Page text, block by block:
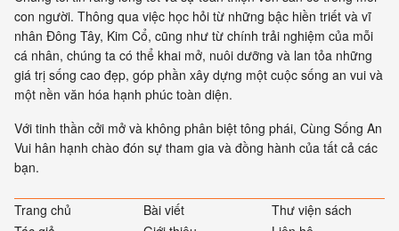
con người. Thông qua việc học hỏi từ những bậc hiền triết và vĩ
nhân Đông Tây, Kim Cổ, cũng như từ chính trải nghiệm của mỗi
cá nhân, chúng ta có thể khai mở, nuôi dưỡng và lan tỏa những
giá trị sống cao đẹp, góp phần xây dựng một cuộc sống an vui và
một nền văn hóa hạnh phúc toàn diện.
Với tinh thần cởi mở và không phân biệt tông phái, Cùng Sống An
Vui hân hạnh chào đón sự tham gia và đồng hành của tất cả các
bạn.
Trang chủ Bài viết
Thư viện sách